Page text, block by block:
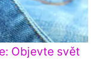
Objevte svět